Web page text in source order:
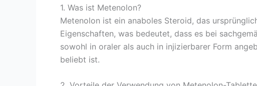
1. Was ist Metenolon?
Metenolon ist ein anaboles Steroid, das
Eigenschaften, was bedeutet, dass es bei
sowohl in oraler als auch in injizierbarer Form
beliebt ist.